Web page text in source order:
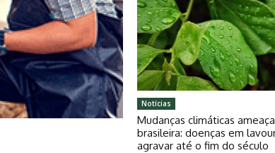
Notícias
Mudanças climáticas
brasileira: doenças em
agravar até o fim do século